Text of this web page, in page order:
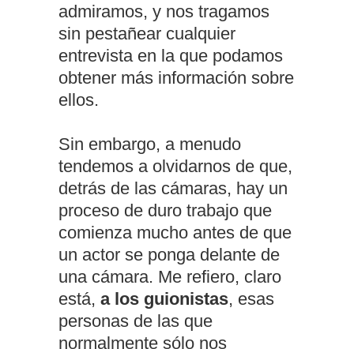
admiramos, y nos tragamos
sin pestañear cualquier
entrevista en la que podamos
obtener más información sobre
ellos.
Sin embargo, a menudo
tendemos a olvidarnos de que,
detrás de las cámaras, hay un
proceso de duro trabajo que
comienza mucho antes de que
un actor se ponga delante de
una cámara. Me refiero, claro
está, a los guionistas, esas
personas de las que
normalmente sólo nos